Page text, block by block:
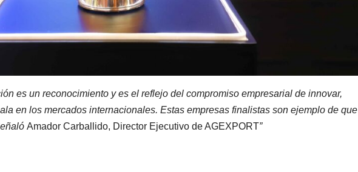
es un reconocimiento y es el reflejo del compromiso empresarial de innovar,
en los mercados internacionales. Estas empresas finalistas son ejemplo de que
Amador Carballido, Director Ejecutivo de AGEXPORT”